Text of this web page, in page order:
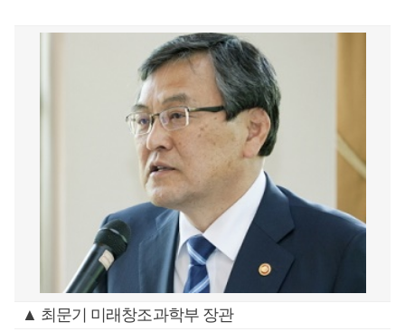
▲ 최문기 미래창조과학부 장관